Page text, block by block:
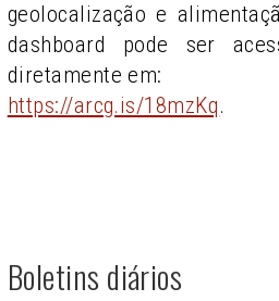
geolocalização e
dashboard pode ser
diretamente em:
https://arcg.is/18mzKq.
Boletins diários